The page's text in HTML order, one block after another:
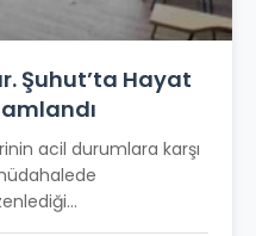
Şuhut’ta Hayat
acil durumlara karşı